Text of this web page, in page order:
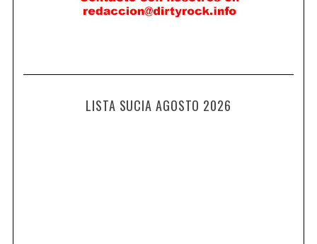
LISTA SUCIA AGOSTO 2026